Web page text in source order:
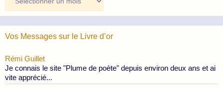
des
Publications
Vos Messages sur le Livre d’or
Rémi Guillet
Je connais le site "Plume de poète" depuis environ deux ans et ai
vite apprécié...